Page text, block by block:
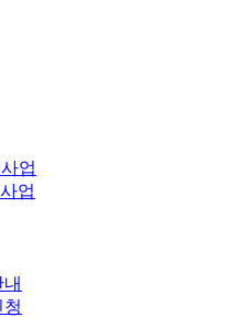
업
업